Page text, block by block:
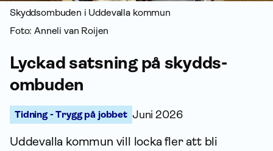
Skydds­ombuden i Uddevalla kommun
Foto: Anneli van Roijen
Lyckad satsning på skydds­
ombuden
Tidning - Trygg på jobbet Juni 2026
Uddevalla kommun vill locka fler att bli